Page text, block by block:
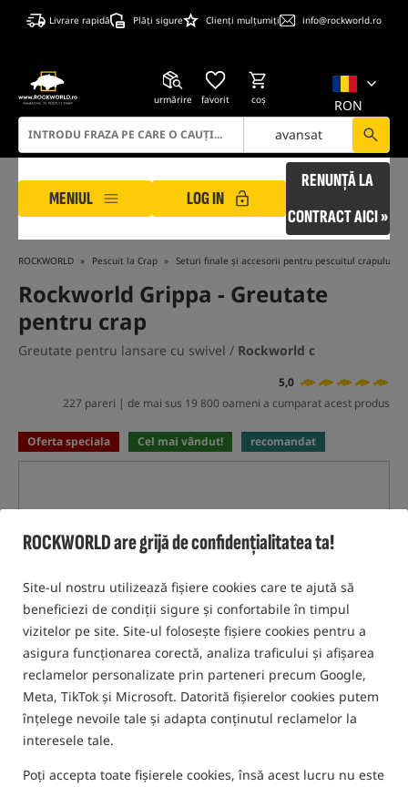
ROCKWORLD are grijă de confidențialitatea ta!
Site-ul nostru utilizează fișiere cookies care te ajută să
beneficiezi de condiții sigure și confortabile în timpul
vizitelor pe site. Site-ul folosește fișiere cookies pentru a
asigura funcționarea corectă, analiza traficului și afișarea
reclamelor personalizate prin parteneri precum Google,
Meta, TikTok și Microsoft. Datorită fișierelor cookies putem
înțelege nevoile tale și adapta conținutul reclamelor la
interesele tale.
Poți accepta toate fișierele cookies, însă acest lucru nu este
Livrare rapidă Plăți sigure Clienți mulțumiți info@rockworld.ro
RON
urmărire favorit coş
avansat
MENIUL LOG IN
RENUNȚĂ LA
CONTRACT AICI »
ROCKWORLD Pescuit la Crap Seturi finale și accesorii pentru pescuitul crapului
Rockworld Grippa - Greutate
pentru crap
Greutate pentru lansare cu swivel / Rockworld c
5,0
227 pareri | de mai sus 19 800 oameni a cumparat acest produs
Oferta speciala Cel mai vândut! recomandat